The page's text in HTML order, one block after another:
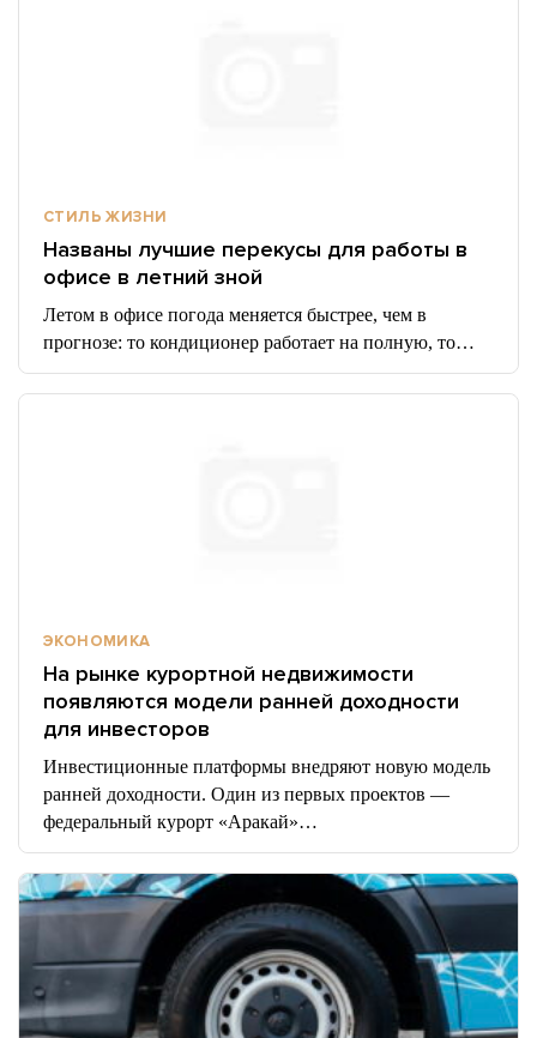
СТИЛЬ ЖИЗНИ
Названы лучшие перекусы для работы в
офисе в летний зной
Летом в офисе погода меняется быстрее, чем в
прогнозе: то кондиционер работает на полную, то…
ЭКОНОМИКА
На рынке курортной недвижимости
появляются модели ранней доходности
для инвесторов
Инвестиционные платформы внедряют новую модель
ранней доходности. Один из первых проектов —
федеральный курорт «Аракай»…